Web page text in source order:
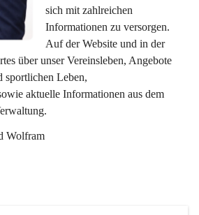
sich mit zahlreichen
Informationen zu versorgen.
Auf der Website und in der
über unser Vereinsleben, Angebote
sportlichen Leben,
aktuelle Informationen aus dem
Wolfram